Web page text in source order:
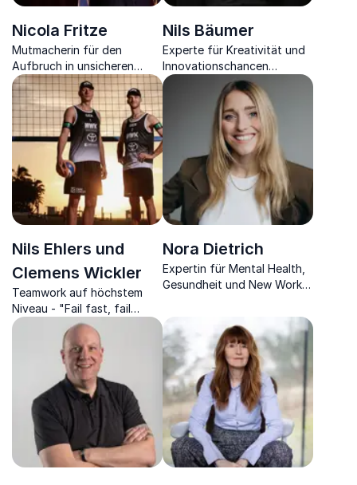
Nicola Fritze
Mutmacherin für den
Aufbruch in unsicheren
Zeiten:
Organisationspychologin,
Führungskräfte-Coach,
Autorin
Nils Bäumer
Experte für Kreativität und
Innovationschancen
begeistert mit Taktiken der
erfolgreichen
Potenzialerkennung im
Unternehmen.
Nils Ehlers und
Clemens Wickler
Teamwork auf höchstem
Niveau - "Fail fast, fail
forward"
Nora Dietrich
Expertin für Mental Health,
Gesundheit und New Work,
Organisationsdesignerin.